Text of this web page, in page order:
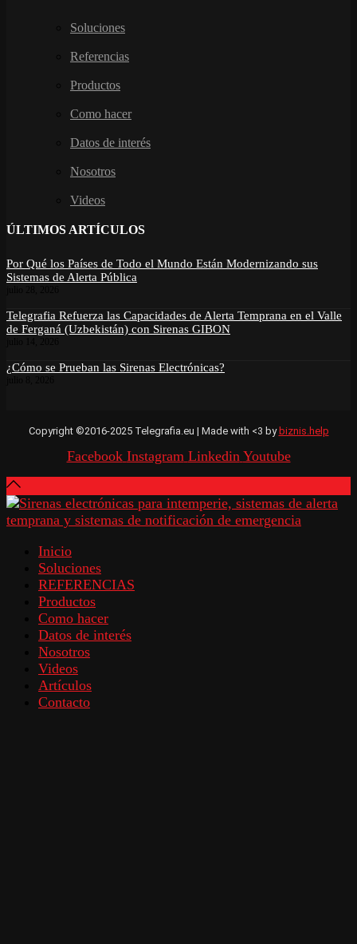
Soluciones
Referencias
Productos
Como hacer
Datos de interés
Nosotros
Videos
ÚLTIMOS ARTÍCULOS
Por Qué los Países de Todo el Mundo Están Modernizando sus
Sistemas de Alerta Pública
Telegrafia Refuerza las Capacidades de Alerta Temprana en el Valle
de Ferganá (Uzbekistán) con Sirenas GIBON
¿Cómo se Prueban las Sirenas Electrónicas?
Copyright ©2016-2025 Telegrafia.eu | Made with <3 by biznis.help
Facebook Instagram Linkedin Youtube
Inicio
Soluciones
REFERENCIAS
Productos
Como hacer
Datos de interés
Nosotros
Videos
Artículos
Contacto